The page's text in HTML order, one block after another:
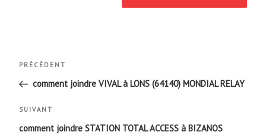
Navigation
de
l’article
Article
précédent
PRÉCÉDENT
comment joindre VIVAL à LONS (64140) MONDIAL RELAY
Article
suivant
SUIVANT
comment joindre STATION TOTAL ACCESS à BIZANOS